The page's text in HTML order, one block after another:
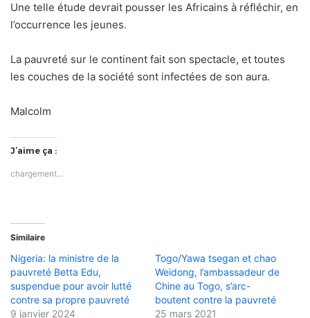
Une telle étude devrait pousser les Africains à réfléchir, en
l’occurrence les jeunes.
La pauvreté sur le continent fait son spectacle, et toutes
les couches de la société sont infectées de son aura.
Malcolm
J’aime ça :
chargement…
Similaire
Nigeria: la ministre de la
pauvreté Betta Edu,
suspendue pour avoir lutté
contre sa propre pauvreté
9 janvier 2024
Togo/Yawa tsegan et chao
Weidong, l’ambassadeur de
Chine au Togo, s’arc-
boutent contre la pauvreté
25 mars 2021